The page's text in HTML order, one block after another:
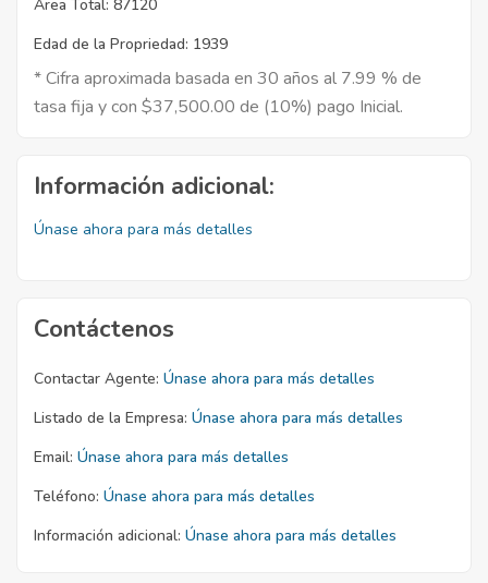
Área Total: 87120
Edad de la Propriedad: 1939
* Cifra aproximada basada en 30 años al 7.99 % de
tasa fija y con $37,500.00 de (10%) pago Inicial.
Información adicional:
Únase ahora para más detalles
Contáctenos
Contactar Agente: Únase ahora para más detalles
Listado de la Empresa: Únase ahora para más detalles
Email: Únase ahora para más detalles
Teléfono: Únase ahora para más detalles
Información adicional: Únase ahora para más detalles